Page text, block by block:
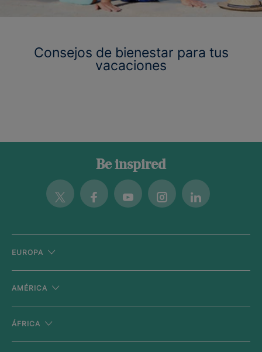
Consejos de bienestar para tus
vacaciones
Be inspired
Twitter FacebookYoutubeInstagramLinkedin
EUROPA
AMÉRICA
ÁFRICA